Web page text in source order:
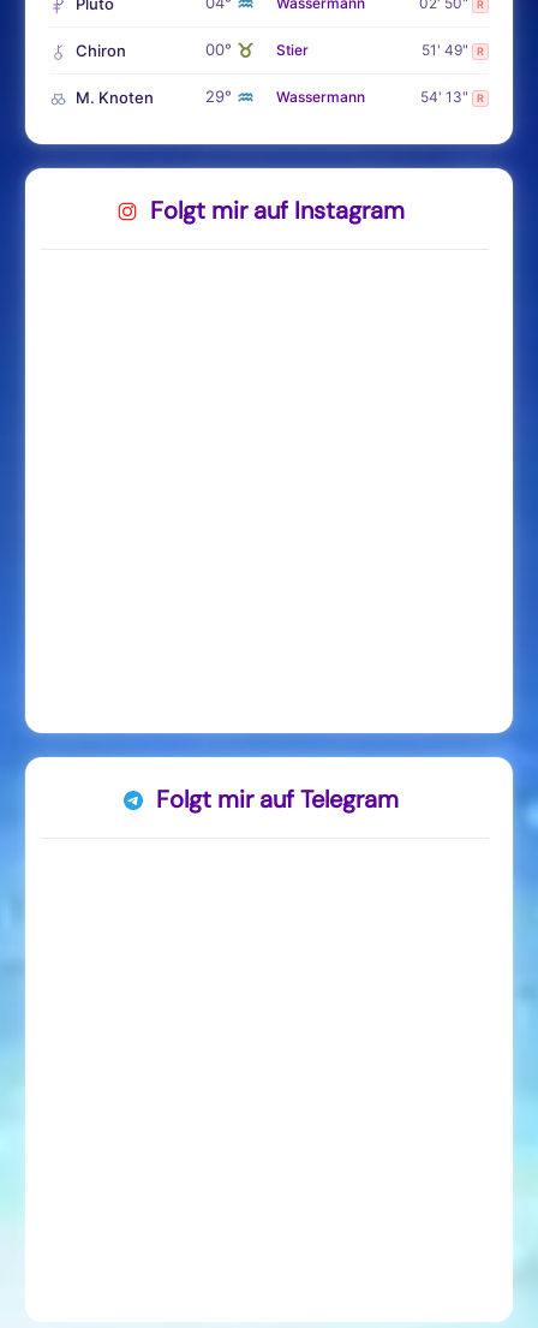
R
Chiron 00° ♉ Stier 51' 49" R
M. Knoten 29° ♒ Wassermann 54' 13" R
Folgt mir auf Instagram
Folgt mir auf Telegram